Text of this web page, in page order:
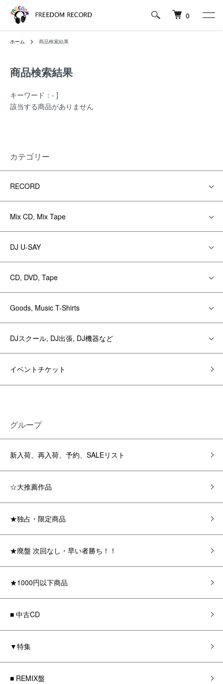
0
ホーム 商品検索結果
商品検索結果
キーワード：- ]
該当する商品がありません
カテゴリー
RECORD
Mix CD, Mix Tape
DJ U-SAY
CD, DVD, Tape
Goods, Music T-Shirts
DJスクール, DJ出張, DJ機器など
イベントチケット
グループ
新入荷、再入荷、予約、SALEリスト
☆大推薦作品
★独占・限定商品
★廃盤 次回なし・早い者勝ち！！
★1000円以下商品
■ 中古CD
▼特集
■ REMIX盤